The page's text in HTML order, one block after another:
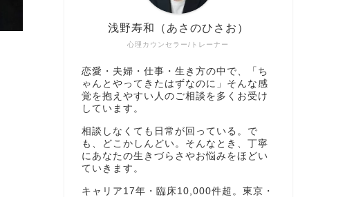
心理カウンセラー/トレーナー
浅野寿和（あさのひさお）
恋愛・夫婦・仕事・生き方の中で、「ち
ゃんとやってきたはずなのに」そんな感
覚を抱えやすい人のご相談を多くお受け
しています。
相談しなくても日常が回っている。で
も、どこかしんどい。そんなとき、丁寧
にあなたの生きづらさやお悩みをほどい
ていきます。
キャリア17年・臨床10,000件超。東京・